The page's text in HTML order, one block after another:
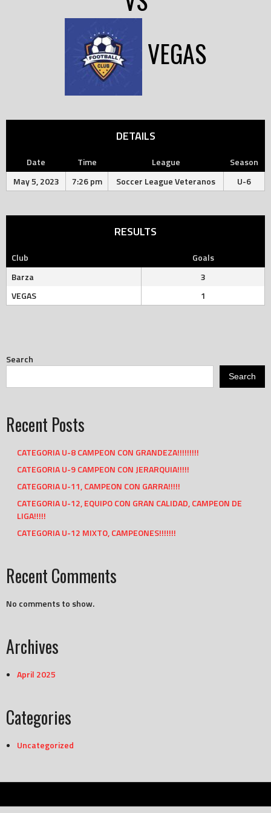
VEGAS
DETAILS
Date Time League
Season
May 5, 2023
7:26 pm Soccer League Veteranos U-6
RESULTS
Club
Goals
Barza
3
VEGAS
1
Search
Search
Recent Posts
CATEGORIA U-8 CAMPEON CON GRANDEZA!!!!!!!!!
CATEGORIA U-9 CAMPEON CON JERARQUIA!!!!!
CATEGORIA U-11, CAMPEON CON GARRA!!!!!
CATEGORIA U-12, EQUIPO CON GRAN CALIDAD, CAMPEON DE
LIGA!!!!!
CATEGORIA U-12 MIXTO, CAMPEONES!!!!!!!
Recent Comments
No comments to show.
Archives
April 2025
Categories
Uncategorized